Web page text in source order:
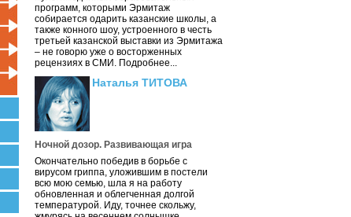
программ, которыми Эрмитаж
собирается одарить казанские школы, а
также конного шоу, устроенного в честь
третьей казанской выставки из Эрмитажа
– не говорю уже о восторженных
рецензиях в СМИ. Подробнее...
Наталья ТИТОВА
Ночной дозор. Развивающая игра
Окончательно победив в борьбе с
вирусом гриппа, уложившим в постели
всю мою семью, шла я на работу
обновленная и облегченная долгой
температурой. Иду, точнее скольжу,